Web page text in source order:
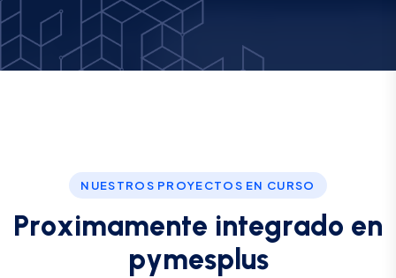
NUESTROS PROYECTOS EN CURSO
Proximamente integrado en
pymesp us